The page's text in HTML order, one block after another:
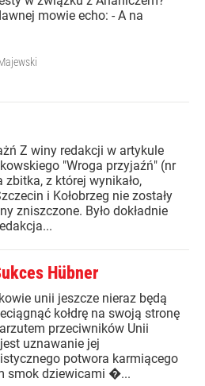
mowie echo: - A na
Z winy redakcji w artykule
"Wroga przyjaźń" (nr
zbitka, z której wynikało,
i Kołobrzeg nie zostały
zniszczone. Było dokładnie
Hübner
unii jeszcze nieraz będą
kołdrę na swoją stronę
przeciwników Unii
uznawanie jej
potwora karmiącego
smok dziewicami �...